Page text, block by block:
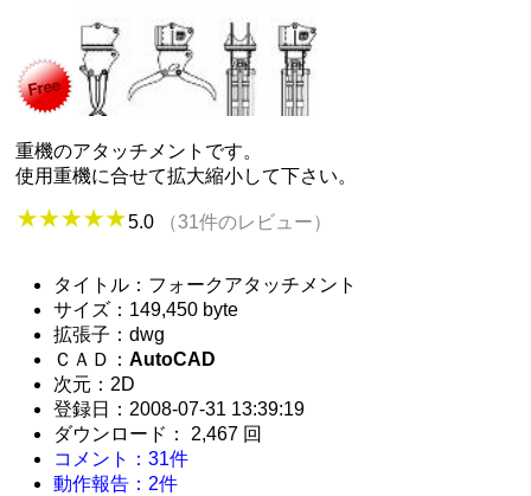
重機のアタッチメントです。
使用重機に合せて拡大縮小して下さい。
5.0 （31件のレビュー）
タイトル：フォークアタッチメント
サイズ：149,450 byte
拡張子：dwg
ＣＡＤ：AutoCAD
次元：2D
登録日：2008-07-31 13:39:19
ダウンロード： 2,467 回
コメント：31件
動作報告：2件